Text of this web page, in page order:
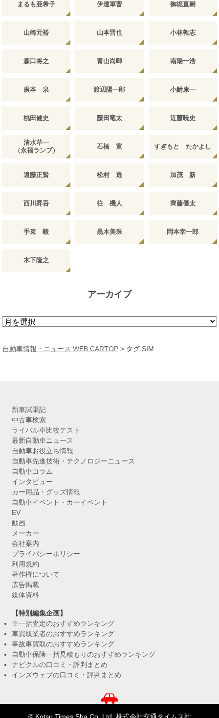
まるも亜希子 伊達軍曹 御堀直嗣
山崎元裕 山本晋也 小林敦志
森口将之 青山尚暉 南陽一浩
廣本 泉 渡辺陽一郎 小鮒康一
桃田健史 藤田竜太 近藤暁史
清水草一
（永福ランプ）
石橋 寛 すぎもと たかよし
遠藤正賢 松村 透 加茂 新
西川昇吾 往 機人 齊藤優太
手束 毅 黒木美珠 岡本幸一郎
木下隆之
アーカイブ
ア
カ
自動車情報・ニュース WEB CARTOP > タグ:SIM
新車試乗記
中古車検索
ライバル車比較テスト
最新自動車ニュース
自動車お役立ち情報
自動車先進技術・テクノロジーニュース
自動車コラム
インタビュー
カー用品・グッズ情報
自動車イベント・カーイベント
EV
動画
メーカー
会社案内
プライバシーポリシー
利用規約
著作権について
広告掲載
媒体資料
【特別編集企画】
車一括査定のおすすめランキング
車買取業者のおすすめランキング
事故車買取のおすすめランキング
自動車保険一括見積もりのおすすめランキング
ナビクルの口コミ・評判まとめ
インズウェブの口コミ・評判まとめ